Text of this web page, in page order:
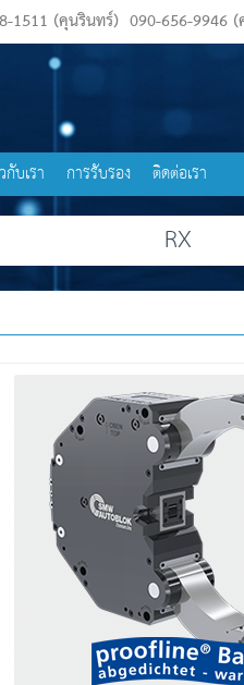
1511 (คุนรินทร์) 090-656-9946
กับเรา การรับรอง ติดต่อเรา
RX